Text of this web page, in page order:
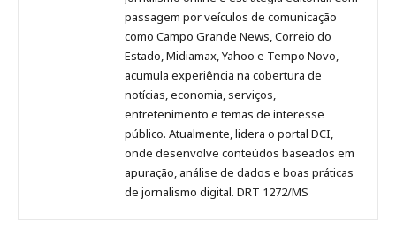
passagem por veículos de comunicação
como Campo Grande News, Correio do
Estado, Midiamax, Yahoo e Tempo Novo,
acumula experiência na cobertura de
notícias, economia, serviços,
entretenimento e temas de interesse
público. Atualmente, lidera o portal DCI,
onde desenvolve conteúdos baseados em
apuração, análise de dados e boas práticas
de jornalismo digital. DRT 1272/MS